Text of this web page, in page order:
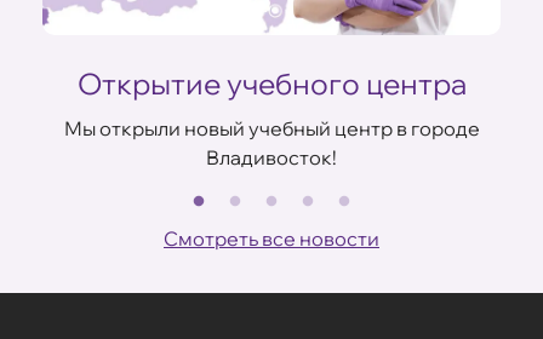
Открытие учебного центра
Мы открыли новый учебный центр в городе
Владивосток!
Смотреть все новости